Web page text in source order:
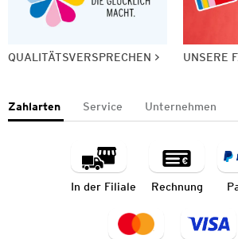
QUALITÄTSVERSPRECHEN UNSERE
Zahlarten Service Unternehmen
In der Filiale Rechnung